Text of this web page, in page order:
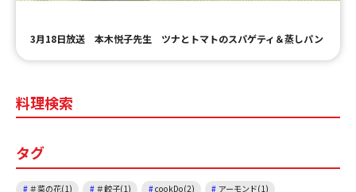
3月18日放送 本木悦子先生 ツナとトマトのスパゲティ＆蒸しパン
料理検索
タグ
＃菜の花(1) ＃餃子(1) cookDo(2)
アーモンド(1)